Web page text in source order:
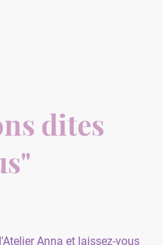
dites
Anna et laissez-vous